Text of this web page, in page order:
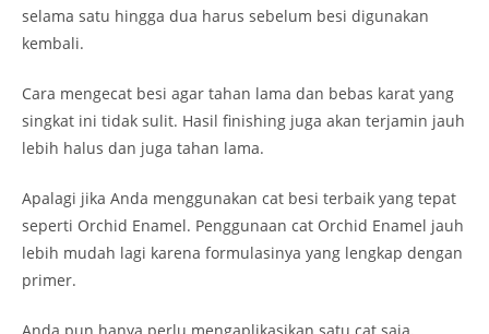
selama satu hingga dua harus sebelum besi digunakan
kembali.
Cara mengecat besi agar tahan lama dan bebas karat yang
singkat ini tidak sulit. Hasil finishing juga akan terjamin jauh
lebih halus dan juga tahan lama.
Apalagi jika Anda menggunakan cat besi terbaik yang tepat
seperti Orchid Enamel. Penggunaan cat Orchid Enamel jauh
lebih mudah lagi karena formulasinya yang lengkap dengan
primer.